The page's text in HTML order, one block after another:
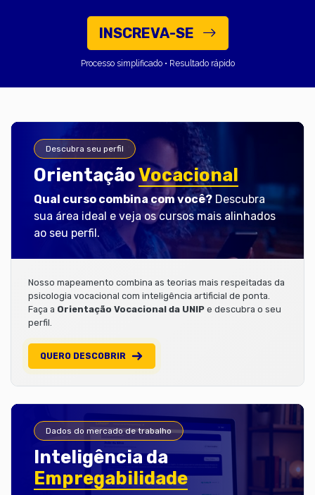
INSCREVA-SE
Processo simplificado • Resultado rápido
Descubra seu perfil
OrientaçãoVocacional
Qual curso combina com você? Descubra
sua área ideal e veja os cursos mais alinhados
ao seu perfil.
Nosso mapeamento combina as teorias mais respeitadas da
psicologia vocacional com inteligência artificial de ponta.
Faça a Orientação Vocacional da UNIP e descubra o seu
perfil.
QUERO DESCOBRIR
Dados do mercado de trabalho
Inteligência da
Empregabilidade